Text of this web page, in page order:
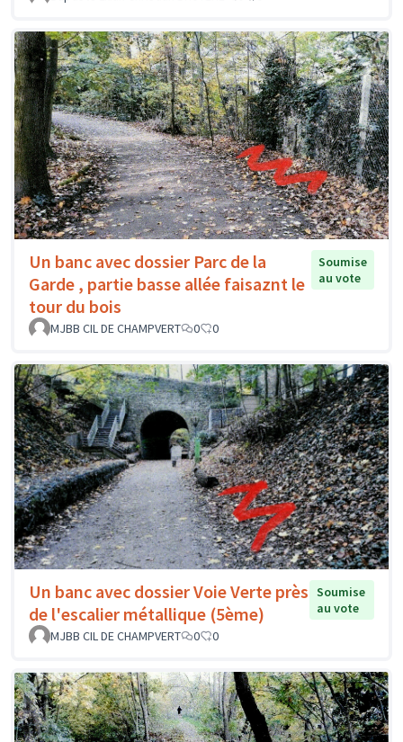
Un banc avec dossier Parc de la
Garde , partie basse allée faisaznt le
tour du bois
Soumise
au vote
MJBB CIL DE CHAMPVERT 0 0
Un banc avec dossier Voie Verte près
de l'escalier métallique (5ème)
Soumise
au vote
MJBB CIL DE CHAMPVERT
0 0